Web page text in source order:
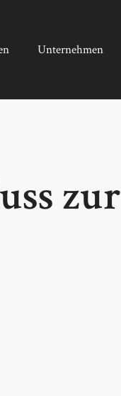
Unternehmen
zur